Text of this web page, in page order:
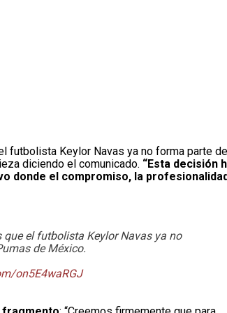
futbolista Keylor Navas ya no forma parte del
diciendo el comunicado. “Esta decisión
donde el compromiso, la
el futbolista Keylor Navas ya no
de México.
on5E4waRGJ